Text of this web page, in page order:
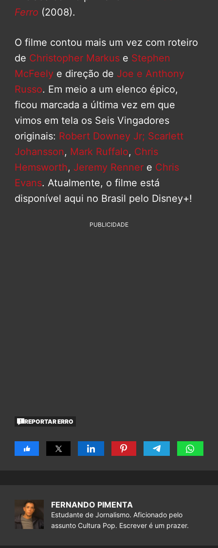
Ferro (2008).
O filme contou mais um vez com roteiro
de Christopher Markus e Stephen
McFeely e direção de Joe e Anthony
Russo. Em meio a um elenco épico,
ficou marcada a última vez em que
vimos em tela os Seis Vingadores
originais: Robert Downey Jr; Scarlett
Johansson, Mark Ruffalo, Chris
Hemsworth, Jeremy Renner e Chris
Evans. Atualmente, o filme está
disponível aqui no Brasil pelo Disney+!
PUBLICIDADE
REPORTAR ERRO
FERNANDO PIMENTA
Estudante de Jornalismo. Aficionado pelo
assunto Cultura Pop. Escrever é um prazer.